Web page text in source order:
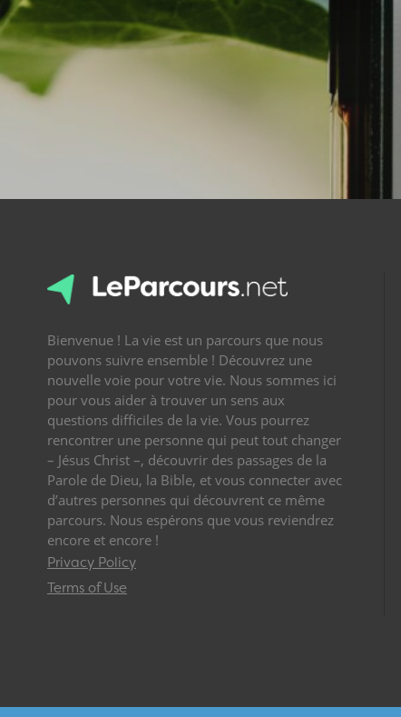
Bienvenue ! La vie est un parcours que nous
pouvons suivre ensemble ! Découvrez une
nouvelle voie pour votre vie. Nous sommes ici
pour vous aider à trouver un sens aux
questions difficiles de la vie. Vous pourrez
rencontrer une personne qui peut tout changer
– Jésus Christ –, découvrir des passages de la
Parole de Dieu, la Bible, et vous connecter avec
d’autres personnes qui découvrent ce même
parcours. Nous espérons que vous reviendrez
encore et encore !
Privacy Policy
Terms of Use